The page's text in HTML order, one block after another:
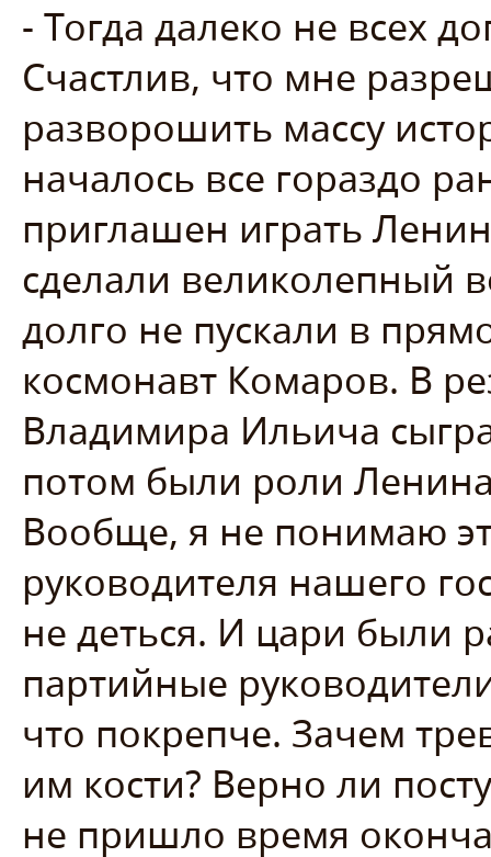
- Тогда далеко не всех
Счастлив, что мне
разворошить массу
началось все гораздо
приглашен играть
сделали великолепный
долго не пускали в
космонавт Комаров. В
Владимира Ильича
потом были роли
Вообще, я не понимаю
руководителя нашего
не деться. И цари были
партийные
что покрепче. Зачем
им кости? Верно ли
не пришло время